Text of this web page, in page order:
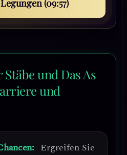
(09:54)
und Das As
und
Ergreifen Sie